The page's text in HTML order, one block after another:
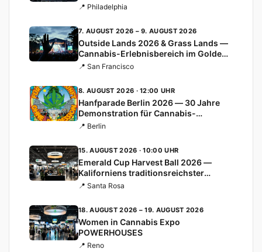
📍 Philadelphia
7. AUGUST 2026 – 9. AUGUST 2026
Outside Lands 2026 & Grass Lands —
Cannabis-Erlebnisbereich im Golden
Gate Park
📍 San Francisco
8. AUGUST 2026 · 12:00 UHR
Hanfparade Berlin 2026 — 30 Jahre
Demonstration für Cannabis-
Legalisierung
📍 Berlin
15. AUGUST 2026 · 10:00 UHR
Emerald Cup Harvest Ball 2026 —
Kaliforniens traditionsreichster
Cannabis-Cup
📍 Santa Rosa
18. AUGUST 2026 – 19. AUGUST 2026
Women in Cannabis Expo
POWERHOUSES
📍 Reno